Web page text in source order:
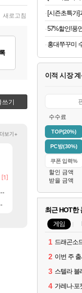
새로고침
쓰기
부산 헌혈 먹
방금 일어난
신호등 2인
벨가르딘 맛본
더보기+
[1]
해외겜 스위치2판
아주프로 4컷 만화
7년만에 가
비스트 쿠를 먼저
57%할인!풍
이적 시장 계
수수료
TOP(20%)
PC방(30%)
할인 금액
받을 금액
최근 HOT한
게임
1
2
3
4